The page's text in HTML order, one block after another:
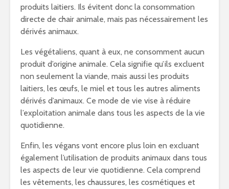
produits laitiers. Ils évitent donc la consommation
directe de chair animale, mais pas nécessairement les
dérivés animaux.
Les végétaliens, quant à eux, ne consomment aucun
produit d’origine animale. Cela signifie qu’ils excluent
non seulement la viande, mais aussi les produits
laitiers, les œufs, le miel et tous les autres aliments
dérivés d’animaux. Ce mode de vie vise à réduire
l’exploitation animale dans tous les aspects de la vie
quotidienne.
Enfin, les végans vont encore plus loin en excluant
également l’utilisation de produits animaux dans tous
les aspects de leur vie quotidienne. Cela comprend
les vêtements, les chaussures, les cosmétiques et